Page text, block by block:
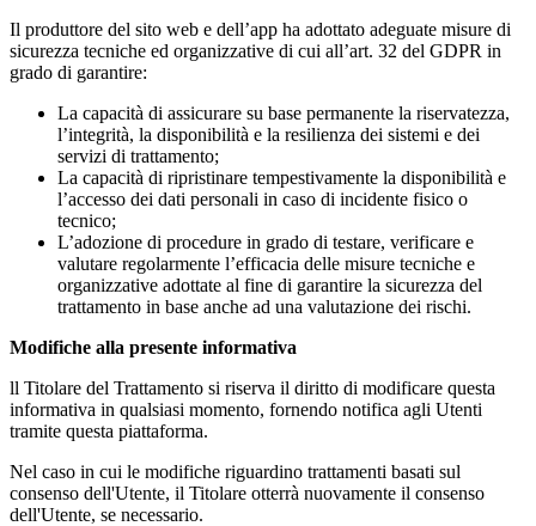
Il produttore del sito web e dell’app ha adottato adeguate misure di
sicurezza tecniche ed organizzative di cui all’art. 32 del GDPR in
grado di garantire:
La capacità di assicurare su base permanente la riservatezza,
l’integrità, la disponibilità e la resilienza dei sistemi e dei
servizi di trattamento;
La capacità di ripristinare tempestivamente la disponibilità e
l’accesso dei dati personali in caso di incidente fisico o
tecnico;
L’adozione di procedure in grado di testare, verificare e
valutare regolarmente l’efficacia delle misure tecniche e
organizzative adottate al fine di garantire la sicurezza del
trattamento in base anche ad una valutazione dei rischi.
Modifiche alla presente informativa
ll Titolare del Trattamento si riserva il diritto di modificare questa
informativa in qualsiasi momento, fornendo notifica agli Utenti
tramite questa piattaforma.
Nel caso in cui le modifiche riguardino trattamenti basati sul
consenso dell'Utente, il Titolare otterrà nuovamente il consenso
dell'Utente, se necessario.